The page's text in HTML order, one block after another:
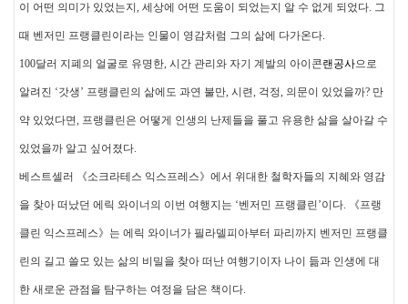
이 어떤 의미가 있었는지, 세상에 어떤 도움이 되었는지 알 수 없게 되었다. 그
때 벤저민 프랭클린이라는 인물이 영감처럼 그의 삶에 다가온다.
100달러 지폐의 얼굴로 유명한, 시간 관리와 자기 계발의 아이콘랜공사으로
알려진 ‘갓생’ 프랭클린의 삶에도 과연 불만, 시련, 걱정, 의문이 있었을까? 만
약 있었다면, 프랭클린은 어떻게 인생의 난제들을 풀고 유용한 삶을 살아갈 수
있었을까 알고 싶어졌다.
베스트셀러 《소크라테스 익스프레스》에서 위대한 철학자들의 지혜와 영감
을 찾아 떠났던 에릭 와이너의 이번 여행지는 ‘벤저민 프랭클린’이다. 《프랭
클린 익스프레스》는 에릭 와이너가 필라델피아부터 파리까지 벤저민 프랭클
린의 길고 쓸모 있는 삶의 비밀을 찾아 떠난 여행기이자 나이 듦과 인생에 대
한 새로운 관점을 탐구하는 여정을 담은 책이다.